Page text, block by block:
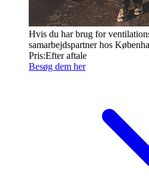
Hvis du har brug for
samarbejdspartner hos
Pris:Efter aftale
Besøg dem her